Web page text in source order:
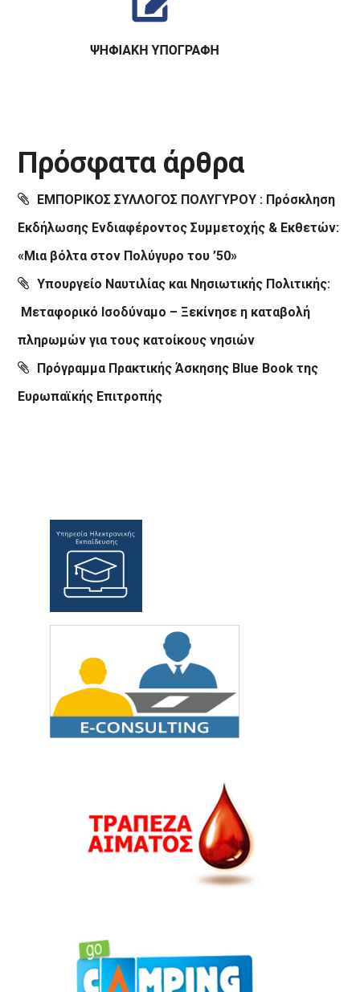
Πρόσφατα άρθρα
ΕΜΠΟΡΙΚΟΣ ΣΥΛΛΟΓΟΣ ΠΟΛΥΓΥΡΟΥ : Πρόσκληση
Εκδήλωσης Ενδιαφέροντος Συμμετοχής & Εκθετών:
«Μια βόλτα στον Πολύγυρο του ’50»
Υπουργείο Ναυτιλίας και Νησιωτικής Πολιτικής:
Μεταφορικό Ισοδύναμο – Ξεκίνησε η καταβολή
πληρωμών για τους κατοίκους νησιών
Πρόγραμμα Πρακτικής Άσκησης Blue Book της
Ευρωπαϊκής Επιτροπής